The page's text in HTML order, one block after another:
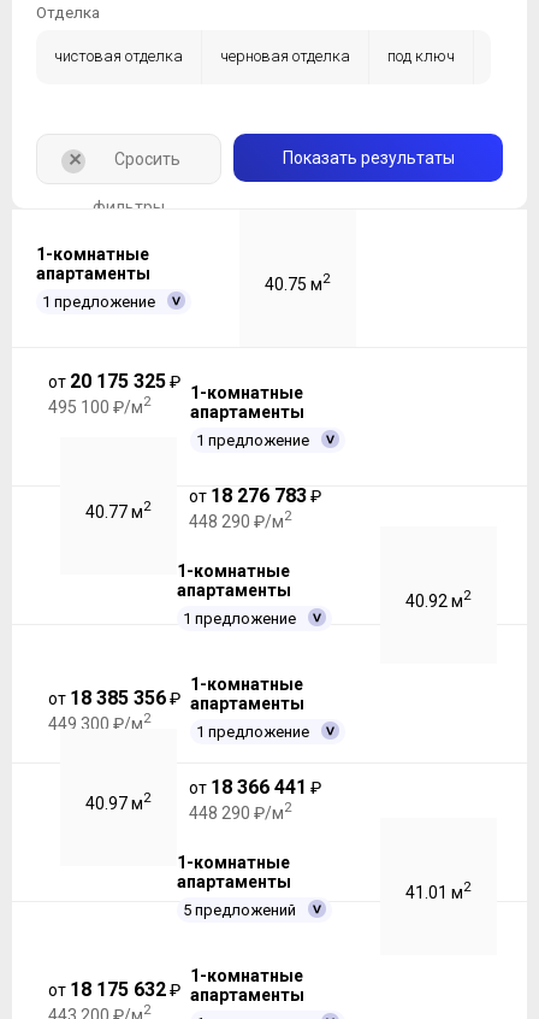
Отделка
чистовая отделка черновая отделка под ключ
Показать результаты
+ Сросить
фильтры
1-комнатные
апартаменты
1 предложение
40.75 м2
от 20 175 325₽
495 100 ₽/м2
1-комнатные
апартаменты
1 предложение
40.77 м2
от 18 276 783₽
448 290 ₽/м2
1-комнатные
апартаменты
1 предложение
40.92 м2
от 18 385 356₽
449 300 ₽/м2
1-комнатные
апартаменты
1 предложение
40.97 м2
от 18 366 441 ₽
448 290 ₽/м2
1-комнатные
апартаменты
5 предложений
41.01 м2
от 18 175 632₽
443 200 ₽/м2
1-комнатные
апартаменты